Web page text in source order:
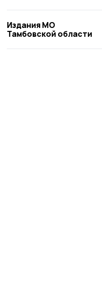
Издания МО
Тамбовской области